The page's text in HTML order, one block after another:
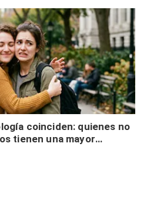
coinciden: quienes no
tienen una mayor
físicos y no es por